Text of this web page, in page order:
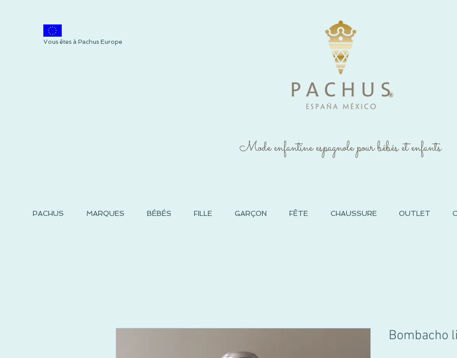
Vous êtes à Pachus Europe
®
Mode enfantine espagnole pour bébés et enfants
PACHUS MARQUES BÉBÉS FILLE GARÇON FÊTE CHAUSSURE OUTLET
Bombacho